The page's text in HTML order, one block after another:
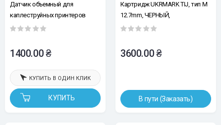
Датчик объемный для
каплеструйных принтеров
1400.00 ₴
КУПИТЬ
КУПИТЬ В ОДИН КЛИК
Картридж UKRMARK TIJ, тип M
12.7mm, ЧЕРНЫЙ,
сольвентный, быстросохнущий
3600.00 ₴
В пути (Заказать)